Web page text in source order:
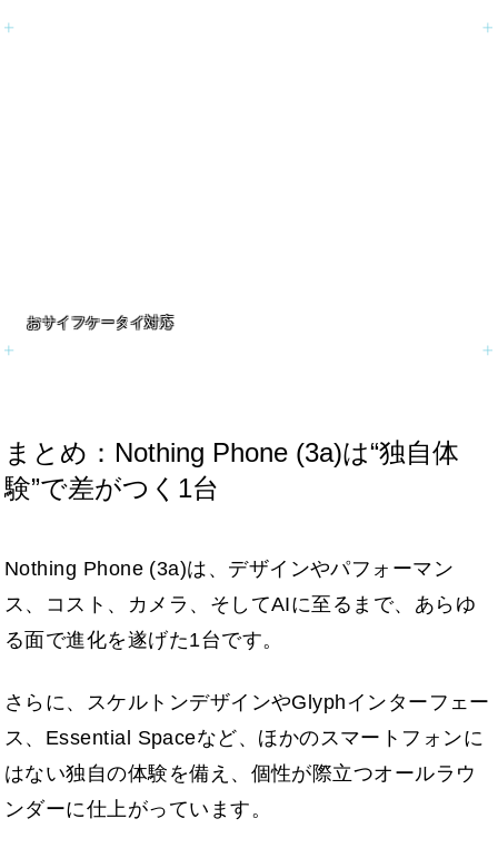
おサイフケータイ対応
まとめ：Nothing Phone (3a)は“独自体
験”で差がつく1台
Nothing Phone (3a)は、デザインやパフォーマン
ス、コスト、カメラ、そしてAIに至るまで、あらゆ
る面で進化を遂げた1台です。
さらに、スケルトンデザインやGlyphインターフェー
ス、Essential Spaceなど、ほかのスマートフォンに
はない独自の体験を備え、個性が際立つオールラウ
ンダーに仕上がっています。